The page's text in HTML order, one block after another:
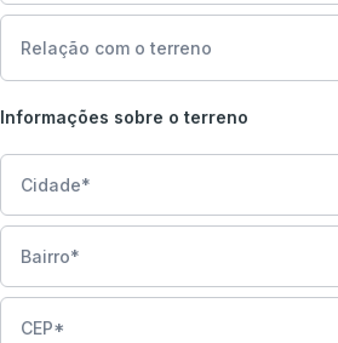
Relação com o terreno
Informações sobre o terreno
Cidade
Bairro
CEP